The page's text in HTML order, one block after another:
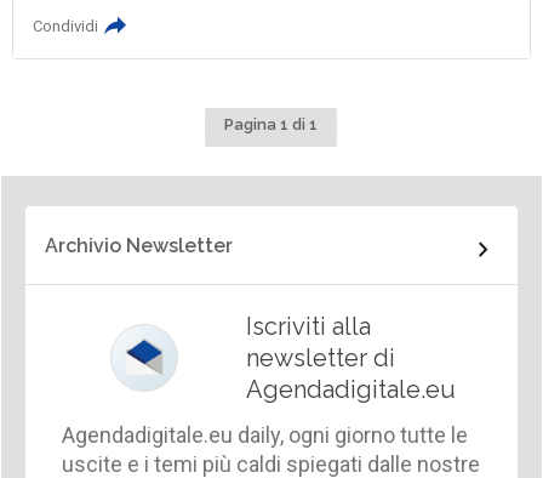
Condividi
Pagina 1 di 1
Archivio Newsletter
Iscriviti alla
newsletter di
Agendadigitale.eu
Agendadigitale.eu daily, ogni giorno tutte le
uscite e i temi più caldi spiegati dalle nostre